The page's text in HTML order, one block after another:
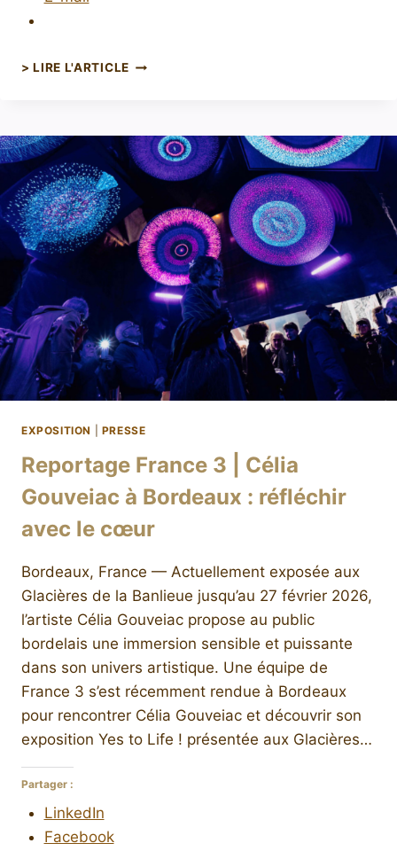
> LIRE L'ARTICLE
EXPOSITION PRESSE
Reportage France 3 | Célia
Gouveiac à Bordeaux : réfléchir
avec le cœur
Bordeaux, France — Actuellement exposée aux
Glacières de la Banlieue jusqu’au 27 février 2026,
l’artiste Célia Gouveiac propose au public
bordelais une immersion sensible et puissante
dans son univers artistique. Une équipe de
France 3 s’est récemment rendue à Bordeaux
pour rencontrer Célia Gouveiac et découvrir son
exposition Yes to Life ! présentée aux Glacières…
Partager :
LinkedIn
Facebook